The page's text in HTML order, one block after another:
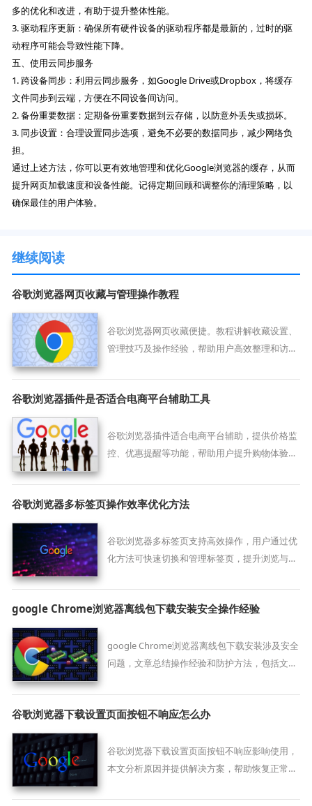
多的优化和改进，有助于提升整体性能。
3. 驱动程序更新：确保所有硬件设备的驱动程序都是最新的，过时的驱
动程序可能会导致性能下降。
五、使用云同步服务
1. 跨设备同步：利用云同步服务，如Google Drive或Dropbox，将缓存
文件同步到云端，方便在不同设备间访问。
2. 备份重要数据：定期备份重要数据到云存储，以防意外丢失或损坏。
3. 同步设置：合理设置同步选项，避免不必要的数据同步，减少网络负
担。
通过上述方法，你可以更有效地管理和优化Google浏览器的缓存，从而
提升网页加载速度和设备性能。记得定期回顾和调整你的清理策略，以
确保最佳的用户体验。
继续阅读
谷歌浏览器网页收藏与管理操作教程
谷歌浏览器网页收藏便捷。教程讲解收藏设置、
管理技巧及操作经验，帮助用户高效整理和访问
谷歌浏览器插件是否适合电商平台辅助工具
谷歌浏览器插件适合电商平台辅助，提供价格监
控、优惠提醒等功能，帮助用户提升购物体验和
谷歌浏览器多标签页操作效率优化方法
谷歌浏览器多标签页支持高效操作，用户通过优
化方法可快速切换和管理标签页，提升浏览与工
google Chrome浏览器离线包下载安装安全操作经验
google Chrome浏览器离线包下载安装涉及安全
问题，文章总结操作经验和防护方法，包括文件
完成安装操作。
谷歌浏览器下载设置页面按钮不响应怎么办
谷歌浏览器下载设置页面按钮不响应影响使用，
本文分析原因并提供解决方案，帮助恢复正常操